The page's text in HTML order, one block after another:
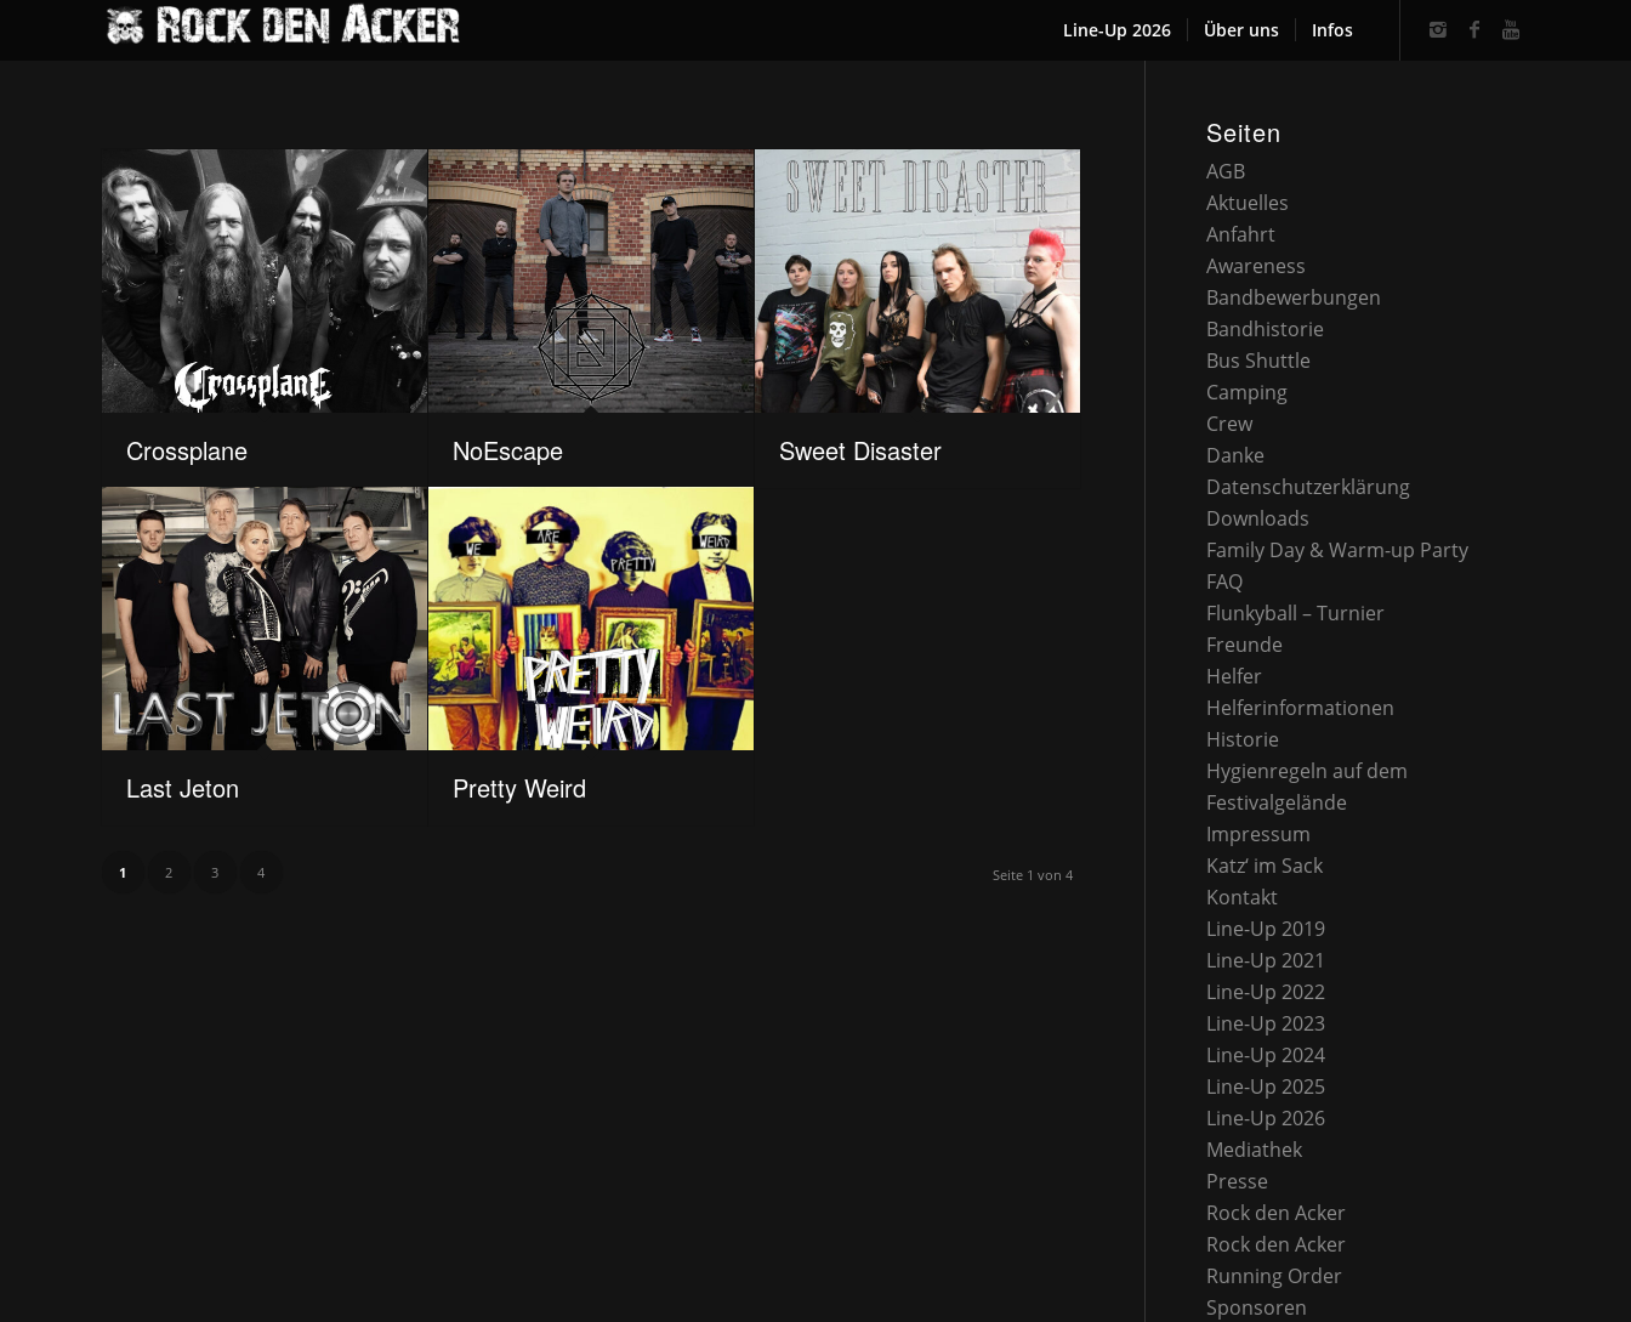
Line-Up 2026 Über uns Infos
Crossplane NoEscape Sweet Disaster
Last Jeton Pretty Weird
Seite 1 von 4
1 2 3 4
Seiten
AGB
Aktuelles
Anfahrt
Awareness
Bandbewerbungen
Bandhistorie
Bus Shuttle
Camping
Crew
Danke
Datenschutzerklärung
Downloads
Family Day & Warm-up Party
FAQ
Flunkyball – Turnier
Freunde
Helfer
Helferinformationen
Historie
Hygienregeln auf dem
Festivalgelände
Impressum
Katz‘ im Sack
Kontakt
Line-Up 2019
Line-Up 2021
Line-Up 2022
Line-Up 2023
Line-Up 2024
Line-Up 2025
Line-Up 2026
Mediathek
Presse
Rock den Acker
Rock den Acker
Running Order
Sponsoren